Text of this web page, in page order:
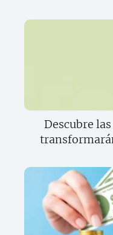
Descubre